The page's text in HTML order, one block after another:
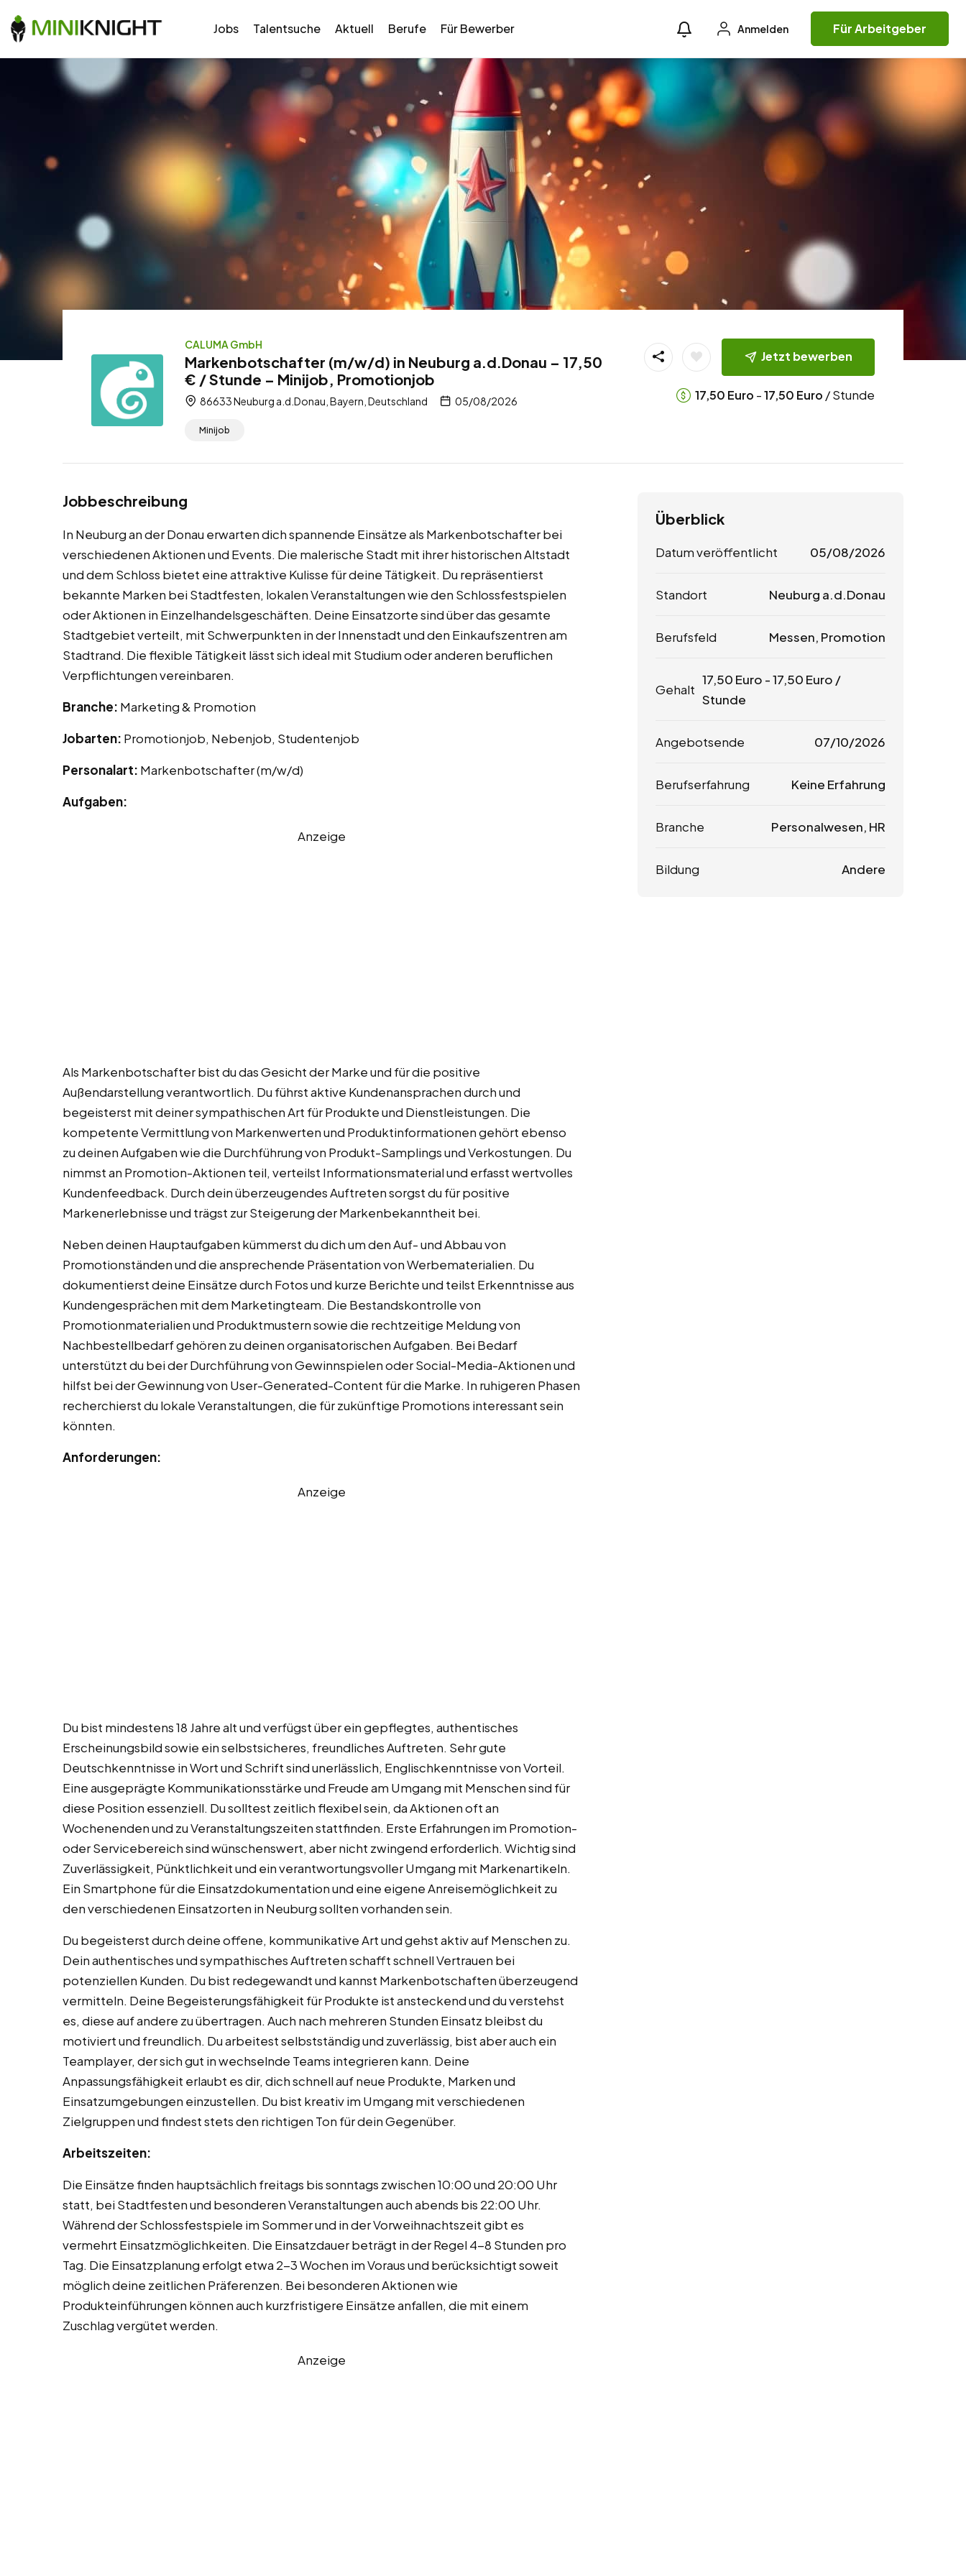
Jobs Talentsuche Aktuell Berufe Für Bewerber Anmelden Für Arbeitgeber
CALUMA GmbH
Markenbotschafter (m/w/d) in Neuburg a.d.Donau – 17,50
€ / Stunde – Minijob, Promotionjob
86633 Neuburg a.d.Donau, Bayern, Deutschland 05/08/2026
Minijob
Jetzt bewerben
17,50 Euro -17,50 Euro / Stunde
Jobbeschreibung
In Neuburg an der Donau erwarten dich spannende Einsätze als Markenbotschafter bei
verschiedenen Aktionen und Events. Die malerische Stadt mit ihrer historischen Altstadt
und dem Schloss bietet eine attraktive Kulisse für deine Tätigkeit. Du repräsentierst
bekannte Marken bei Stadtfesten, lokalen Veranstaltungen wie den Schlossfestspielen
oder Aktionen in Einzelhandelsgeschäften. Deine Einsatzorte sind über das gesamte
Stadtgebiet verteilt, mit Schwerpunkten in der Innenstadt und den Einkaufszentren am
Stadtrand. Die flexible Tätigkeit lässt sich ideal mit Studium oder anderen beruflichen
Verpflichtungen vereinbaren.
Branche: Marketing & Promotion
Jobarten: Promotionjob, Nebenjob, Studentenjob
Personalart: Markenbotschafter (m/w/d)
Aufgaben:
Anzeige
Als Markenbotschafter bist du das Gesicht der Marke und für die positive
Außendarstellung verantwortlich. Du führst aktive Kundenansprachen durch und
begeisterst mit deiner sympathischen Art für Produkte und Dienstleistungen. Die
kompetente Vermittlung von Markenwerten und Produktinformationen gehört ebenso
zu deinen Aufgaben wie die Durchführung von Produkt-Samplings und Verkostungen. Du
nimmst an Promotion-Aktionen teil, verteilst Informationsmaterial und erfasst wertvolles
Kundenfeedback. Durch dein überzeugendes Auftreten sorgst du für positive
Markenerlebnisse und trägst zur Steigerung der Markenbekanntheit bei.
Neben deinen Hauptaufgaben kümmerst du dich um den Auf- und Abbau von
Promotionständen und die ansprechende Präsentation von Werbematerialien. Du
dokumentierst deine Einsätze durch Fotos und kurze Berichte und teilst Erkenntnisse aus
Kundengesprächen mit dem Marketingteam. Die Bestandskontrolle von
Promotionmaterialien und Produktmustern sowie die rechtzeitige Meldung von
Nachbestellbedarf gehören zu deinen organisatorischen Aufgaben. Bei Bedarf
unterstützt du bei der Durchführung von Gewinnspielen oder Social-Media-Aktionen und
hilfst bei der Gewinnung von User-Generated-Content für die Marke. In ruhigeren Phasen
recherchierst du lokale Veranstaltungen, die für zukünftige Promotions interessant sein
könnten.
Anforderungen:
Anzeige
Du bist mindestens 18 Jahre alt und verfügst über ein gepflegtes, authentisches
Erscheinungsbild sowie ein selbstsicheres, freundliches Auftreten. Sehr gute
Deutschkenntnisse in Wort und Schrift sind unerlässlich, Englischkenntnisse von Vorteil.
Eine ausgeprägte Kommunikationsstärke und Freude am Umgang mit Menschen sind für
diese Position essenziell. Du solltest zeitlich flexibel sein, da Aktionen oft an
Wochenenden und zu Veranstaltungszeiten stattfinden. Erste Erfahrungen im Promotion-
oder Servicebereich sind wünschenswert, aber nicht zwingend erforderlich. Wichtig sind
Zuverlässigkeit, Pünktlichkeit und ein verantwortungsvoller Umgang mit Markenartikeln.
Ein Smartphone für die Einsatzdokumentation und eine eigene Anreisemöglichkeit zu
den verschiedenen Einsatzorten in Neuburg sollten vorhanden sein.
Du begeisterst durch deine offene, kommunikative Art und gehst aktiv auf Menschen zu.
Dein authentisches und sympathisches Auftreten schafft schnell Vertrauen bei
potenziellen Kunden. Du bist redegewandt und kannst Markenbotschaften überzeugend
vermitteln. Deine Begeisterungsfähigkeit für Produkte ist ansteckend und du verstehst
es, diese auf andere zu übertragen. Auch nach mehreren Stunden Einsatz bleibst du
motiviert und freundlich. Du arbeitest selbstständig und zuverlässig, bist aber auch ein
Teamplayer, der sich gut in wechselnde Teams integrieren kann. Deine
Anpassungsfähigkeit erlaubt es dir, dich schnell auf neue Produkte, Marken und
Einsatzumgebungen einzustellen. Du bist kreativ im Umgang mit verschiedenen
Zielgruppen und findest stets den richtigen Ton für dein Gegenüber.
Arbeitszeiten:
Die Einsätze finden hauptsächlich freitags bis sonntags zwischen 10:00 und 20:00 Uhr
statt, bei Stadtfesten und besonderen Veranstaltungen auch abends bis 22:00 Uhr.
Während der Schlossfestspiele im Sommer und in der Vorweihnachtszeit gibt es
vermehrt Einsatzmöglichkeiten. Die Einsatzdauer beträgt in der Regel 4-8 Stunden pro
Tag. Die Einsatzplanung erfolgt etwa 2-3 Wochen im Voraus und berücksichtigt soweit
möglich deine zeitlichen Präferenzen. Bei besonderen Aktionen wie
Produkteinführungen können auch kurzfristigere Einsätze anfallen, die mit einem
Zuschlag vergütet werden.
Anzeige
Überblick
Datum veröffentlicht 05/08/2026
Standort Neuburg a.d.Donau
Berufsfeld Messen, Promotion
Gehalt
17,50 Euro -17,50 Euro /
Stunde
Angebotsende 07/10/2026
Berufserfahrung Keine Erfahrung
Branche Personalwesen, HR
Bildung Andere